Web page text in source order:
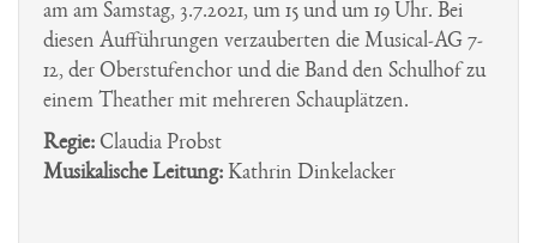
am am Samstag, 3.7.2021, um 15 und um 19 Uhr. Bei
diesen Aufführungen verzauberten die Musical-AG 7-
12, der Oberstufenchor und die Band den Schulhof zu
einem Theather mit mehreren Schauplätzen.
Regie: Claudia Probst
Musikalische Leitung: Kathrin Dinkelacker